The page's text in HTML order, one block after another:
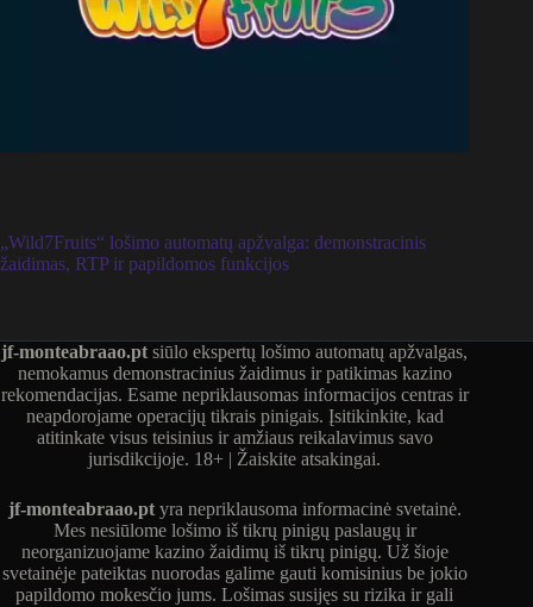
„Wild7Fruits“ lošimo automatų apžvalga: demonstracinis
žaidimas, RTP ir papildomos funkcijos
jf-monteabraao.pt siūlo ekspertų lošimo automatų apžvalgas,
nemokamus demonstracinius žaidimus ir patikimas kazino
rekomendacijas. Esame nepriklausomas informacijos centras ir
neapdorojame operacijų tikrais pinigais. Įsitikinkite, kad
atitinkate visus teisinius ir amžiaus reikalavimus savo
jurisdikcijoje. 18+ | Žaiskite atsakingai.
jf-monteabraao.ptyra nepriklausoma informacinė svetainė.
Mes nesiūlome lošimo iš tikrų pinigų paslaugų ir
neorganizuojame kazino žaidimų iš tikrų pinigų. Už šioje
svetainėje pateiktas nuorodas galime gauti komisinius be jokio
papildomo mokesčio jums. Lošimas susijęs su rizika ir gali